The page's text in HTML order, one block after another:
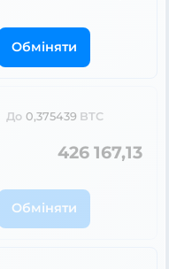
Обміняти
До 0,375439 BTC
426 167,13
Обміняти